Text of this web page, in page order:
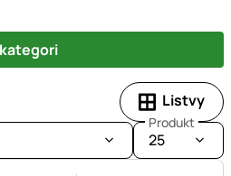
Listvy
Produkt
25